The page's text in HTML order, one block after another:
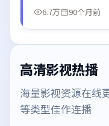
6.7万
90个月前
高清影视热播
海量影视资源在线
等类型佳作连播